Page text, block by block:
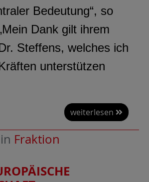
Bedeutung“, so
Dank gilt ihrem
Steffens, welches ich
unterstützen
weiterlesen
in Fraktion